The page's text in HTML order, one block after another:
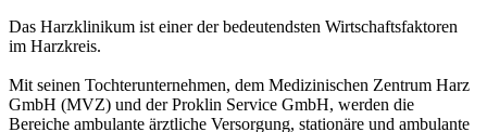
Das Harzklinikum ist einer der bedeutendsten Wirtschaftsfaktoren
im Harzkreis.
Mit seinen Tochterunternehmen, dem Medizinischen Zentrum Harz
GmbH (MVZ) und der Proklin Service GmbH, werden die
Bereiche ambulante ärztliche Versorgung, stationäre und ambulante